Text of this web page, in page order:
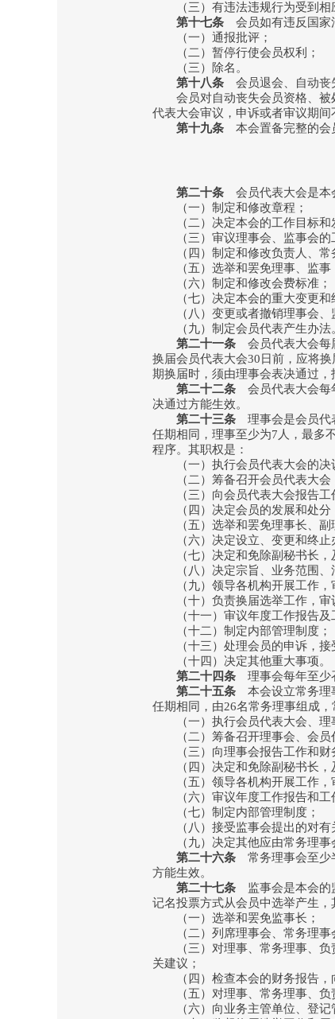
（三）有违法违规行为受到相
第十七条 会员如有违反国家
（一）通报批评；
（二）暂停行使会员权利；
（三）除名。
第十八条 会员退会、自动丧
会员对自动丧失会员资格、被
代表大会审议，申诉或者审议期间
第十九条 本会置备完整的会
第二十条 会员代表大会是本
（一）制定和修改章程；
（二）决定本会的工作目标和
（三）审议理事会、监事会的
（四）制定和修改负责人、常
（五）选举和罢免理事、监事
（六）制定和修改会费标准；
（七）决定本会的重大变更和
（八）变更或者撤销理事会、
（九）制定会员代表产生办法
第二十一条 会员代表大会每
换届会员代表大会30日前，应将
期换届时，须由理事会表决通过
第二十二条 会员代表大会每
决通过方能生效。
第二十三条 理事会是会员代
任期相同，理事至少为7人，最多
程序。其职权是：
（一）执行会员代表大会的决
（二）筹备召开会员代表大会
（三）向会员代表大会报告工
（四）决定会员的发展和处分
（五）选举和罢免理事长、副
（六）决定设立、变更和终止
（七）决定和免除副秘书长，
（八）决定宗旨、业务范围、
（九）领导各机构开展工作，
（十）负责换届选举工作，审
（十一）审议年度工作报告及
（十二）制定内部管理制度；
（十三）处理会员的申诉，接
（十四）决定其他重大事项。
第二十四条 理事会每年至少
第二十五条 本会设立常务理
任期相同，由26名常务理事组成
（一）执行会员代表大会、理
（二）筹备召开理事会、会员
（三）向理事会报告工作和财
（四）决定和免除副秘书长，
（五）领导各机构开展工作，
（六）审议年度工作报告和工
（七）制定内部管理制度；
（八）接受监事会提出的对有
（九）决定其他应由常务理事
第二十六条 常务理事会至少
方能生效。
第二十七条 监事会是本会
记名投票方式从会员中选举产生，
（一）选举和罢免监事长；
（二）列席理事会、常务理事
（三）对理事、常务理事、负
关建议；
（四）检查本会的财务报告，
（五）对理事、常务理事、负责
（六）向业务主管单位、登记